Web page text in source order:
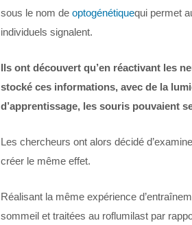
sous le nom de optogénétiquequi permet
individuels signalent.
Ils ont découvert qu’en réactivant les
stocké ces informations, avec de la
d’apprentissage, les souris pouvaient
Les chercheurs ont alors décidé
créer le même effet.
Réalisant la même expérience
sommeil et traitées au roflumilast par